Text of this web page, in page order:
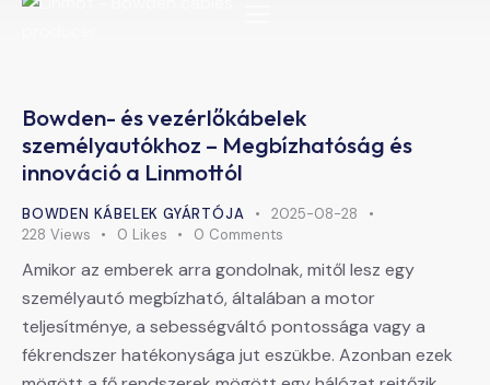
Bowden- és vezérlőkábelek
személyautókhoz – Megbízhatóság és
innováció a Linmottól
BOWDEN KÁBELEK GYÁRTÓJA
2025-08-28
228 Views 0 Likes 0 Comments
Amikor az emberek arra gondolnak, mitől lesz egy
személyautó megbízható, általában a motor
teljesítménye, a sebességváltó pontossága vagy a
fékrendszer hatékonysága jut eszükbe. Azonban ezek